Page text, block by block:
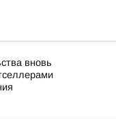
вновь